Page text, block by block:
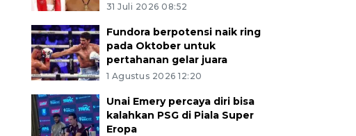
31 Juli 2026 08:52
Fundora berpotensi naik ring
pada Oktober untuk
pertahanan gelar juara
1 Agustus 2026 12:20
Unai Emery percaya diri bisa
kalahkan PSG di Piala Super
Eropa